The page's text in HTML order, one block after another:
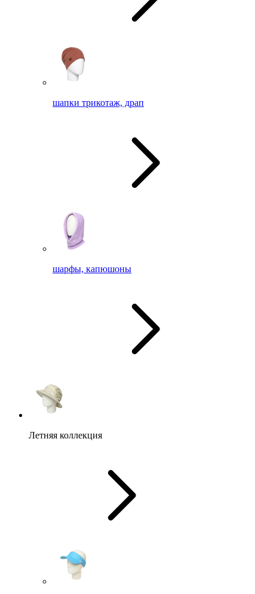
шапки трикотаж, драп
шарфы, капюшоны
Летняя коллекция